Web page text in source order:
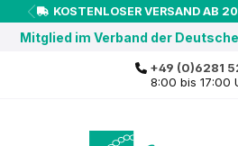
springen
KOSTENLOSER VERSAND AB
Mitglied im Verband der
+49 (0)6281
8:00 bis 17:00